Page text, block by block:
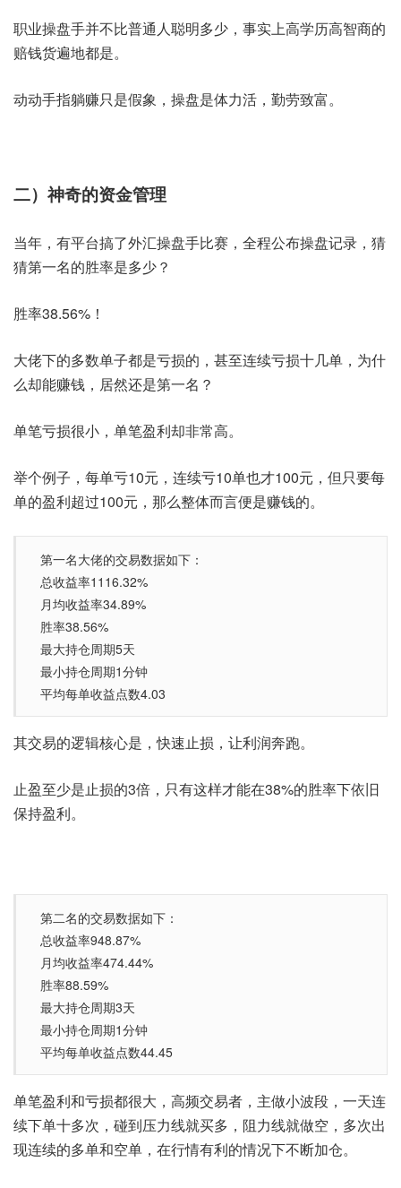
职业操盘手并不比普通人聪明多少，事实上高学历高智商的
赔钱货遍地都是。
动动手指躺赚只是假象，操盘是体力活，勤劳致富。
二）神奇的资金管理
当年，有平台搞了外汇操盘手比赛，全程公布操盘记录，猜
猜第一名的胜率是多少？
胜率38.56%！
大佬下的多数单子都是亏损的，甚至连续亏损十几单，为什
么却能赚钱，居然还是第一名？
单笔亏损很小，单笔盈利却非常高。
举个例子，每单亏10元，连续亏10单也才100元，但只要每
单的盈利超过100元，那么整体而言便是赚钱的。
第一名大佬的交易数据如下：
总收益率1116.32%
月均收益率34.89%
胜率38.56%
最大持仓周期5天
最小持仓周期1分钟
平均每单收益点数4.03
其交易的逻辑核心是，快速止损，让利润奔跑。
止盈至少是止损的3倍，只有这样才能在38%的胜率下依旧
保持盈利。
第二名的交易数据如下：
总收益率948.87%
月均收益率474.44%
胜率88.59%
最大持仓周期3天
最小持仓周期1分钟
平均每单收益点数44.45
单笔盈利和亏损都很大，高频交易者，主做小波段，一天连
续下单十多次，碰到压力线就买多，阻力线就做空，多次出
现连续的多单和空单，在行情有利的情况下不断加仓。